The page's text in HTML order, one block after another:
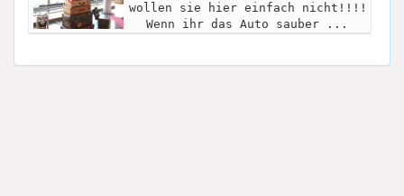
wollen sie hier einfach nicht!!!!
Wenn ihr das Auto sauber ...